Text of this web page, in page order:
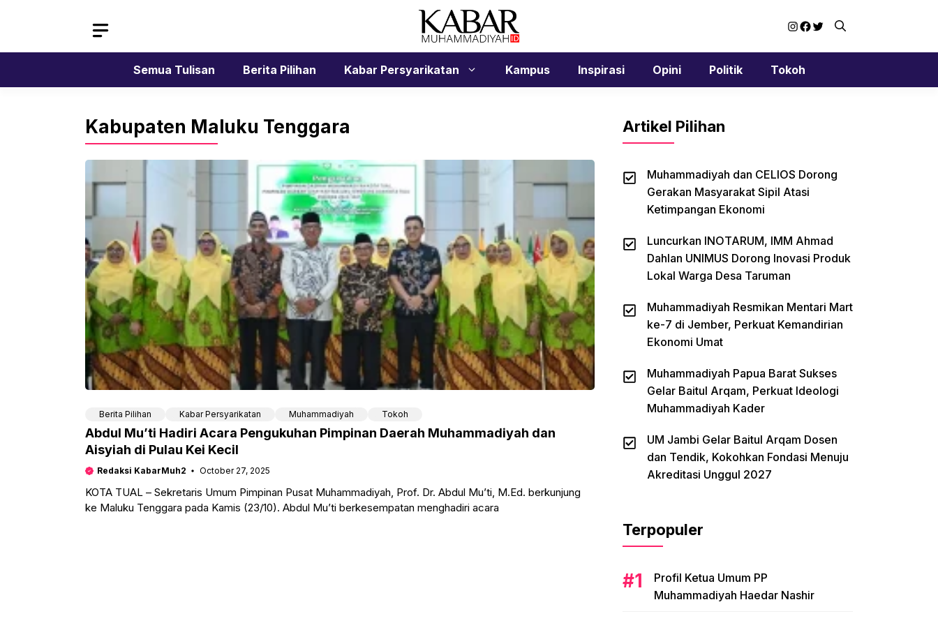
Instagram
Facebook
Twitter
Semua Tulisan Berita Pilihan Kabar Persyarikatan Kampus Inspirasi Opini Politik Tokoh
Kabupaten Maluku Tenggara
Berita Pilihan Kabar Persyarikatan Muhammadiyah Tokoh
Abdul Mu’ti Hadiri Acara Pengukuhan Pimpinan Daerah Muhammadiyah dan
Aisyiah di Pulau Kei Kecil
Redaksi KabarMuh2 October 27, 2025
KOTA TUAL – Sekretaris Umum Pimpinan Pusat Muhammadiyah, Prof. Dr. Abdul Mu’ti, M.Ed. berkunjung
ke Maluku Tenggara pada Kamis (23/10). Abdul Mu’ti berkesempatan menghadiri acara
Artikel Pilihan
Muhammadiyah dan CELIOS Dorong
Gerakan Masyarakat Sipil Atasi
Ketimpangan Ekonomi
Luncurkan INOTARUM, IMM Ahmad
Dahlan UNIMUS Dorong Inovasi Produk
Lokal Warga Desa Taruman
Muhammadiyah Resmikan Mentari Mart
ke-7 di Jember, Perkuat Kemandirian
Ekonomi Umat
Muhammadiyah Papua Barat Sukses
Gelar Baitul Arqam, Perkuat Ideologi
Muhammadiyah Kader
UM Jambi Gelar Baitul Arqam Dosen
dan Tendik, Kokohkan Fondasi Menuju
Akreditasi Unggul 2027
Terpopuler
Profil Ketua Umum PP
Muhammadiyah Haedar Nashir